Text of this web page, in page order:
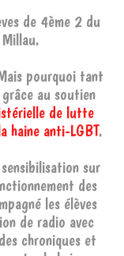
de 4ème 2 du
pourquoi tant
au soutien
de lutte
haine anti-LGBT.
sur
des
les élèves
de radio avec
chroniques et